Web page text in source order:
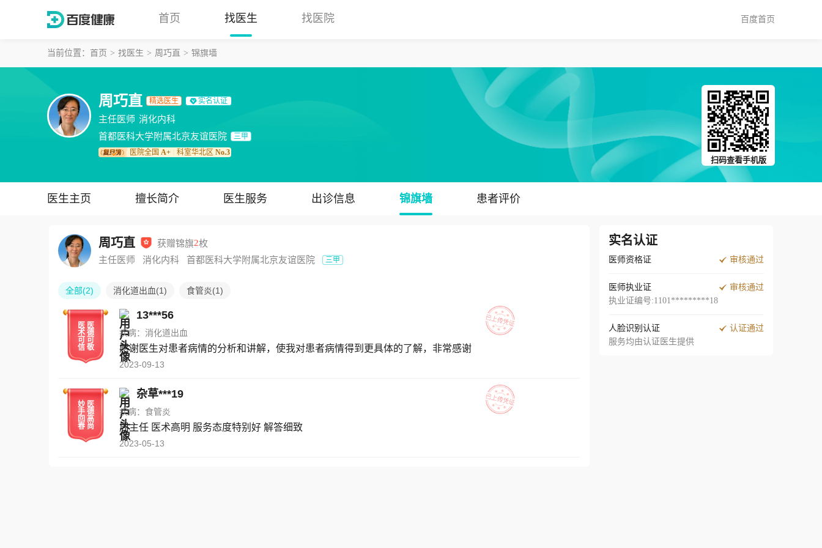
首页 找医生 找医院 百度首页
当前位置： 首页 找医生 周巧直 锦旗墙
周巧直 精选医生 实名认证
主任医师 消化内科
首都医科大学附属北京友谊医院
三甲
医院全国 A+ 科室华北区 No.3
扫码查看手机版
医生主页 擅长简介 医生服务 出诊信息 锦旗墙 患者评价
周巧直 获赠锦旗2枚
主任医师
消化内科 首都医科大学附属北京友谊医院 三甲
全部(2) 消化道出血(1) 食管炎(1)
医
术
可
信
医
德
可
敬
13***56
疾病： 消化道出血
感谢医生对患者病情的分析和讲解，使我对患者病情得到更具体的了解，非常感谢
2023-09-13
妙
手
回
春
医
德
高
尚
杂草***19
疾病： 食管炎
周主任 医术高明 服务态度特别好 解答细致
2023-05-13
实名认证
医师资格证 审核通过
医师执业证
审核通过
执业证编号:1101*********18
人脸识别认证
认证通过
服务均由认证医生提供